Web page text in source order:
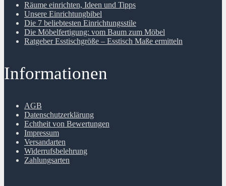
Räume einrichten, Ideen und Tipps
Unsere Einrichtungbibel
Die 7 beliebtesten Einrichtungsstile
Die Möbelfertigung: vom Baum zum Möbel
Ratgeber Esstischgröße – Esstisch Maße ermitteln
Informationen
AGB
Datenschutzerklärung
Echtheit von Bewertungen
Impressum
Versandarten
Widerrufsbelehrung
Zahlungsarten